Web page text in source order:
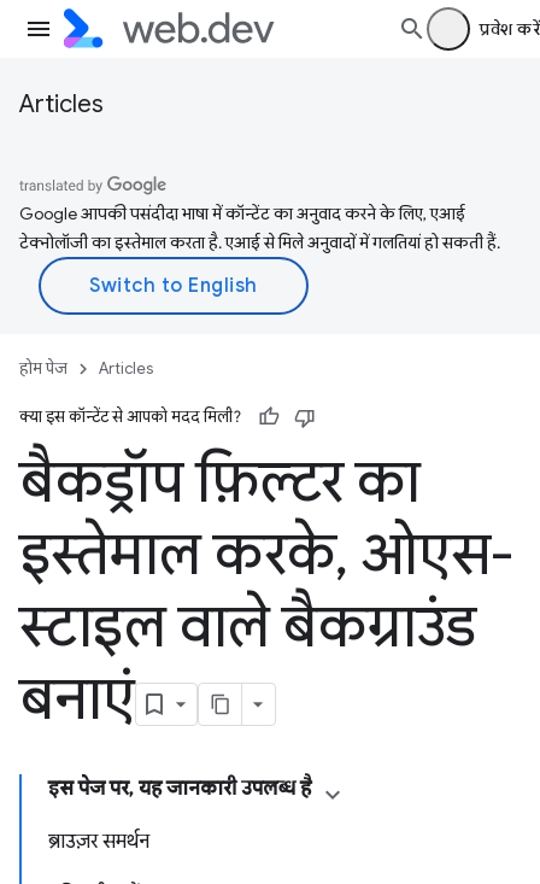
प्रवेश करें
Articles
Google आपकी पसंदीदा भाषा में कॉन्टेंट का अनुवाद करने के लिए, एआई
टेक्नोलॉजी का इस्तेमाल करता है. एआई से मिले अनुवादों में गलतियां हो सकती हैं.
होम पेज Articles
क्या इस कॉन्टेंट से आपको मदद मिली?
बैकड्रॉप फ़िल्टर का
इस्तेमाल करके, ओएस-
स्टाइल वाले बैकग्राउंड
बनाएं
इस पेज पर, यह जानकारी उपलब्ध है
ब्राउज़र समर्थन